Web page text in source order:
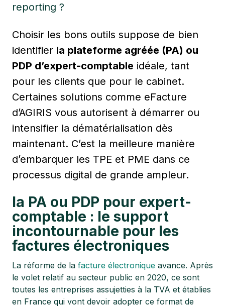
reporting ?
Choisir les bons outils suppose de bien
identifier la plateforme agréée (PA) ou
PDP d’expert-comptable idéale, tant
pour les clients que pour le cabinet.
Certaines solutions comme eFacture
d’AGIRIS vous autorisent à démarrer ou
intensifier la dématérialisation dès
maintenant. C’est la meilleure manière
d’embarquer les TPE et PME dans ce
processus digital de grande ampleur.
la PA ou PDP pour expert-
comptable : le support
incontournable pour les
factures électroniques
La réforme de la facture électronique avance. Après
le volet relatif au secteur public en 2020, ce sont
toutes les entreprises assujetties à la TVA et établies
en France qui vont devoir adopter ce format de